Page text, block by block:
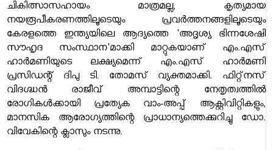
ചികിത്സാസഹായം മാത്രമല്ല, കൃത്യമായ
നയരൂപീകരണത്തിലൂടെയും പ്രവർത്തനങ്ങളിലൂടെയും
കേരളത്തെ ഇന്ത്യയിലെ ആദ്യത്തെ 'അദൃശ്യ ഭിന്നശേഷി
സൗഹൃദ സംസ്ഥാന'മാക്കി മാറ്റുകയാണ് എം.എസ്
ഹാർമണിയുടെ ലക്ഷ്യമെന്ന് എം.എസ് ഹാർമണി
പ്രസിഡന്റ് ദിപു ടി. തോമസ് വ്യക്തമാക്കി. ഫിറ്റ്‌നസ്
വിദഗ്ദ്ധൻ രാജീവ് അമ്പാട്ടിന്റെ നേതൃത്വത്തിൽ
രോഗികൾക്കായി പ്രത്യേക വാം-അപ്പ് ആക്റ്റിവിറ്റികളും,
മാനസിക ആരോഗ്യത്തിന്റെ പ്രാധാന്യത്തെക്കുറിച്ചു ഡോ.
വിവേകിന്റെ ക്ലാസും നടന്നു.